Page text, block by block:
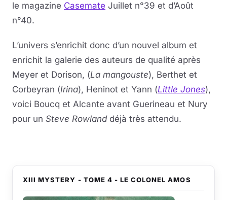
le magazine Casemate Juillet n°39 et d’Août
n°40.
L’univers s’enrichit donc d’un nouvel album et
enrichit la galerie des auteurs de qualité après
Meyer et Dorison, (La mangouste), Berthet et
Corbeyran (Irina), Heninot et Yann (Little Jones),
voici Boucq et Alcante avant Guerineau et Nury
pour un Steve Rowlanddéjà très attendu.
XIII MYSTERY - TOME 4 - LE COLONEL AMOS